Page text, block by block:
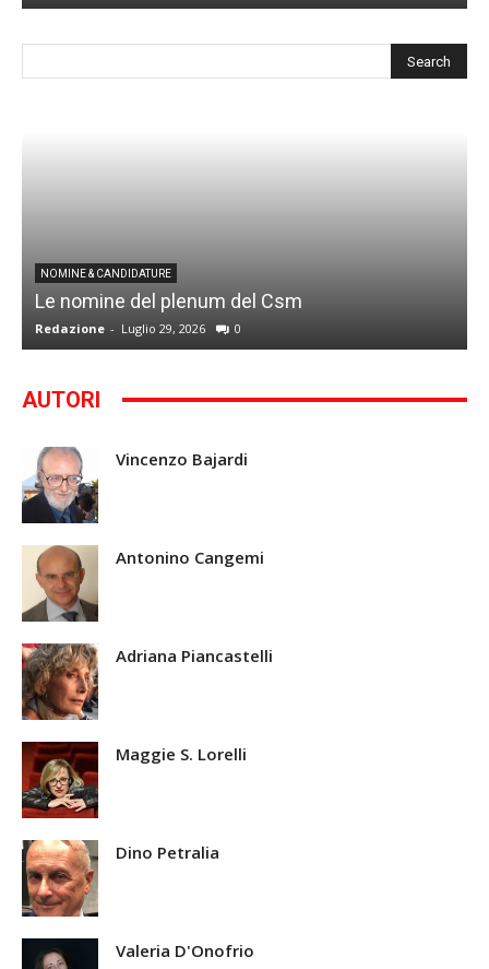
NOMINE & CANDIDATURE
Le nomine del plenum del Csm
Redazione - Luglio 29, 2026 0
AUTORI
Vincenzo Bajardi
Antonino Cangemi
Adriana Piancastelli
Maggie S. Lorelli
Dino Petralia
Valeria D'Onofrio